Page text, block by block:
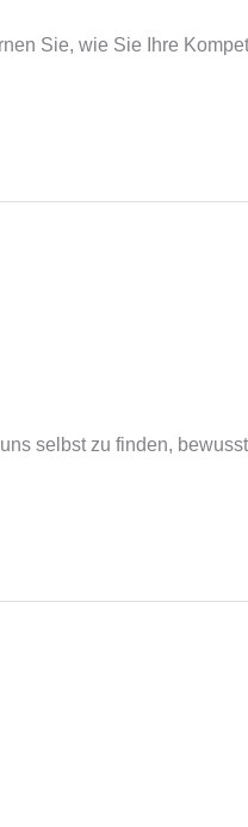
Sie, wie Sie Ihre
selbst zu finden,